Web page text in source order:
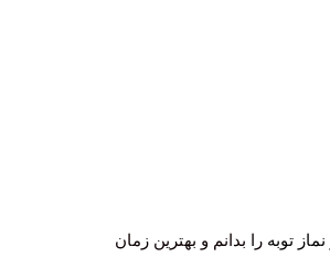
نماز توبه را بدانم و بهترین زمان